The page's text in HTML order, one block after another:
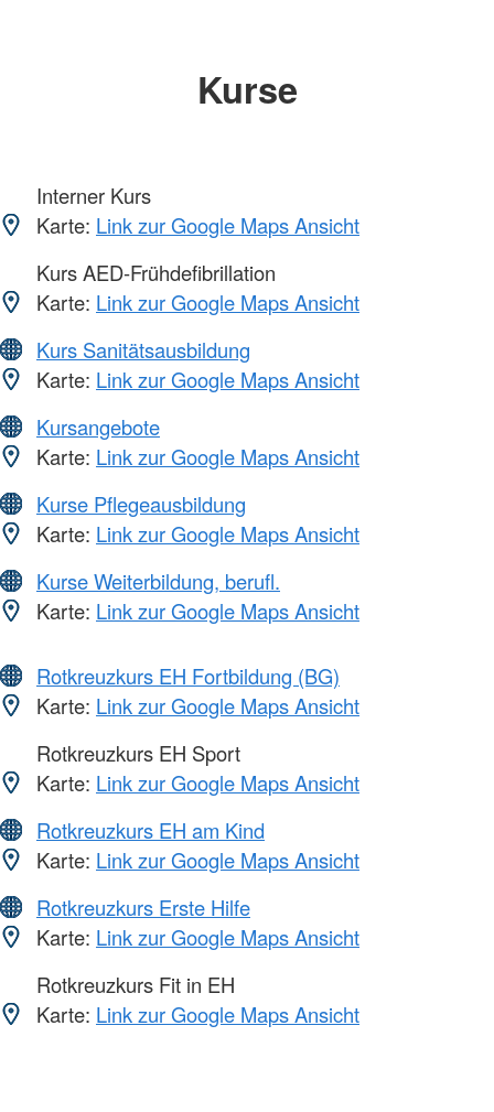
Kurse
Interner Kurs
Karte: Link zur Google Maps Ansicht
Kurs AED-Frühdefibrillation
Karte: Link zur Google Maps Ansicht
Kurs Sanitätsausbildung
Karte: Link zur Google Maps Ansicht
Kursangebote
Karte: Link zur Google Maps Ansicht
Kurse Pflegeausbildung
Karte: Link zur Google Maps Ansicht
Kurse Weiterbildung, berufl.
Karte: Link zur Google Maps Ansicht
Rotkreuzkurs EH Fortbildung (BG)
Karte: Link zur Google Maps Ansicht
Rotkreuzkurs EH Sport
Karte: Link zur Google Maps Ansicht
Rotkreuzkurs EH am Kind
Karte: Link zur Google Maps Ansicht
Rotkreuzkurs Erste Hilfe
Karte: Link zur Google Maps Ansicht
Rotkreuzkurs Fit in EH
Karte: Link zur Google Maps Ansicht